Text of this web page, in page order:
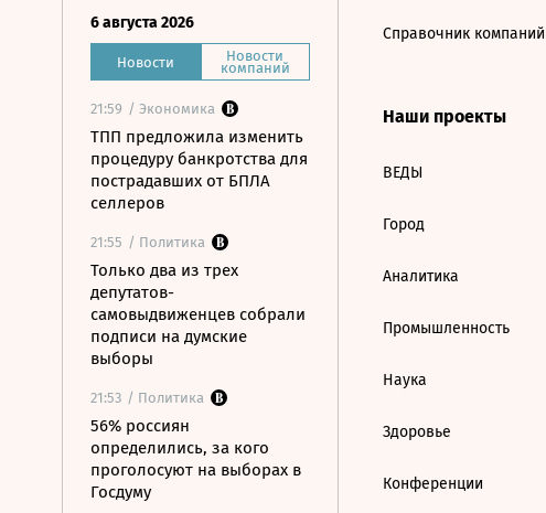
6 августа 2026
Новости Новости
компаний
21:59 / Экономика
ТПП предложила изменить
процедуру банкротства для
пострадавших от БПЛА
селлеров
21:55 / Политика
Только два из трех
депутатов-
самовыдвиженцев собрали
подписи на думские
выборы
21:53 / Политика
56% россиян
определились, за кого
проголосуют на выборах в
Госдуму
Справочник компаний
Наши проекты
ВЕДЫ
Город
Аналитика
Промышленность
Наука
Здоровье
Конференции